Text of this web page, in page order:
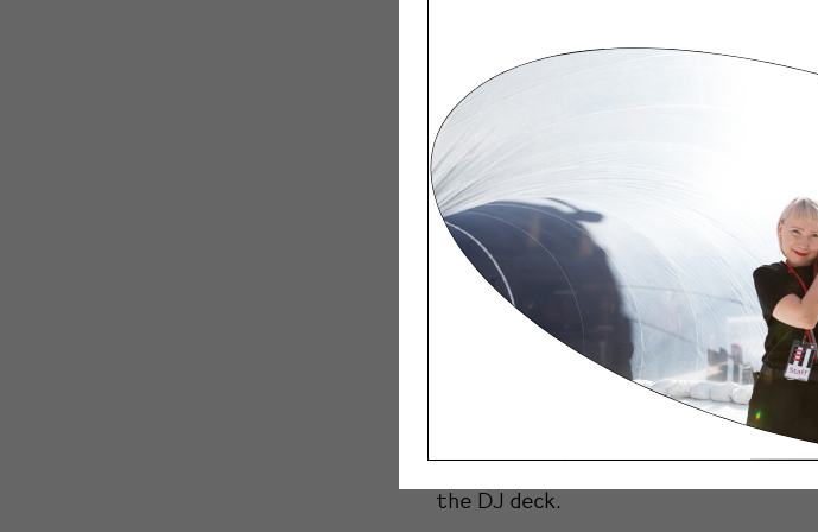
18:00-21:00
Nomen Nescio -store, Fredrikinkatu 24, Helsinki
Choice After Party: Marko Ahtisaari
Finnish design brand Choice
Design Week the Muoto Gala After
entrepreneur, musician Marko
new band Construction, and the
the DJ deck.